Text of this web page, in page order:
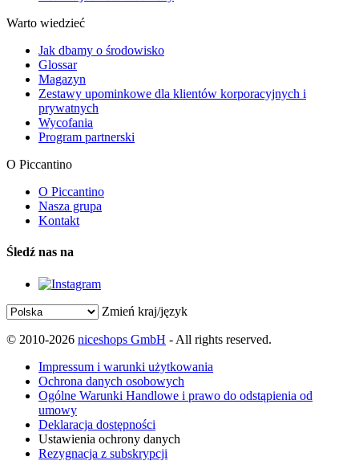
Warto wiedzieć
Jak dbamy o środowisko
Glossar
Magazyn
Zestawy upominkowe dla klientów korporacyjnych i
prywatnych
Wycofania
Program partnerski
O Piccantino
O Piccantino
Nasza grupa
Kontakt
Śledź nas na
Zmień kraj/język
© 2010-2026 niceshops GmbH - All rights reserved.
Impressum i warunki użytkowania
Ochrona danych osobowych
Ogólne Warunki Handlowe i prawo do odstąpienia od
umowy
Deklaracja dostępności
Ustawienia ochrony danych
Rezygnacja z subskrypcji